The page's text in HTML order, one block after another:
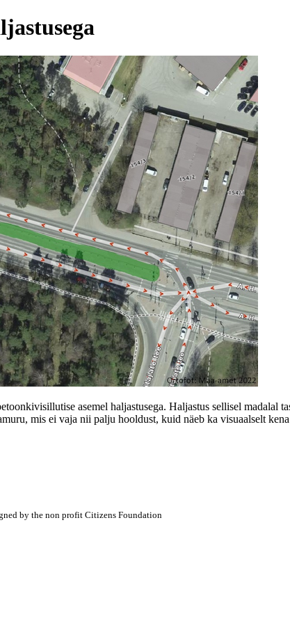
asemel haljastusega. Haljastus sellisel madalal
mis ei vaja nii palju hooldust, kuid näeb ka visuaalselt
by the non profit Citizens Foundation